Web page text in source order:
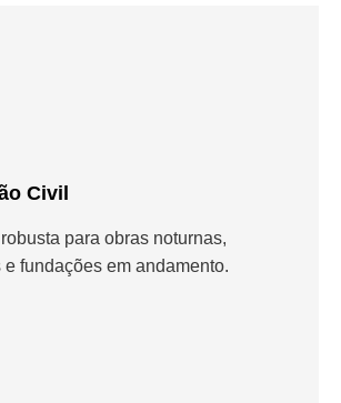
Civil
robusta para obras noturnas,
fundações em andamento.